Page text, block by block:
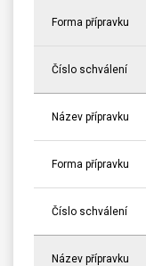
Forma přípravku
Číslo schválení
Název přípravku
Forma přípravku
Číslo schválení
Název přípravku